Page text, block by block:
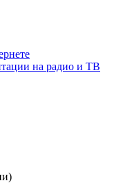
на радио и ТВ